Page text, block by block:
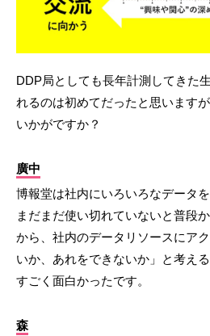
DDP局としても長年計測してきた
れるのは初めてだったと思います
いかがですか？
廣中
博報堂は社内にいろいろなデータ
まだまだ使い切れていないと普段
から、社内のデータリソースにア
いか、あれをできないか」と考え
すごく面白かったです。
森